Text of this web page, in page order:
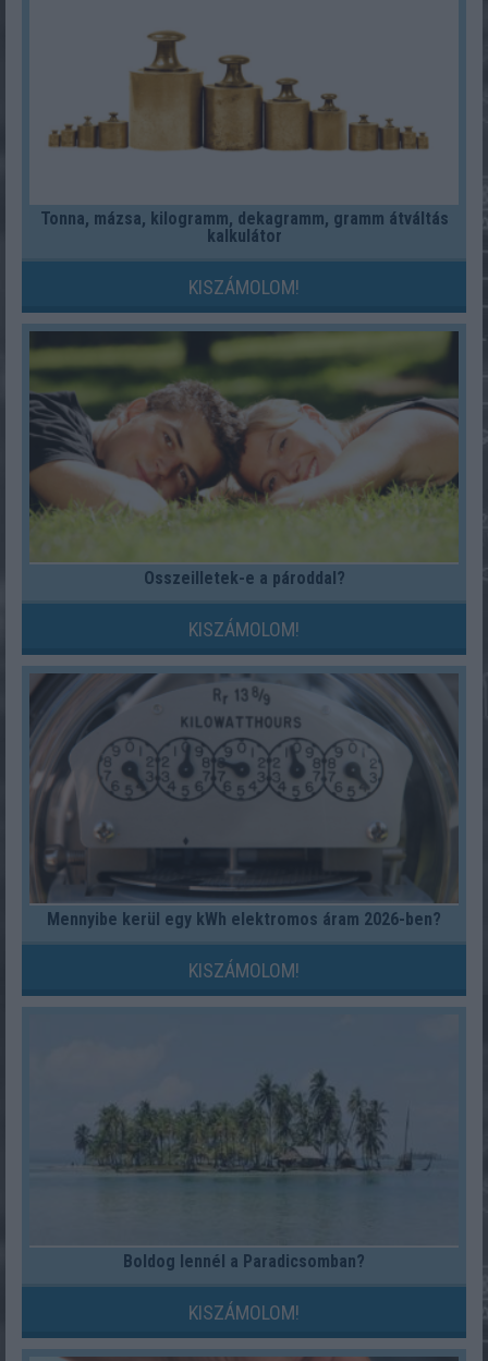
Tonna, mázsa, kilogramm, dekagramm, gramm átváltás
kalkulátor
KISZÁMOLOM!
Összeilletek-e a pároddal?
KISZÁMOLOM!
Mennyibe kerül egy kWh elektromos áram 2026-ben?
KISZÁMOLOM!
Boldog lennél a Paradicsomban?
KISZÁMOLOM!